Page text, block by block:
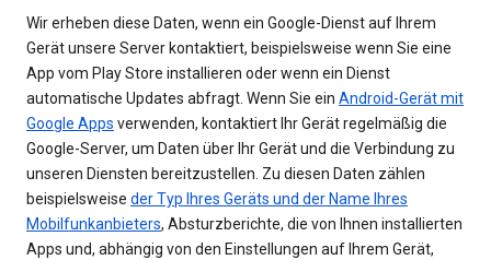
Wir erheben diese Daten, wenn ein Google-Dienst auf Ihrem
Gerät unsere Server kontaktiert, beispielsweise wenn Sie eine
App vom Play Store installieren oder wenn ein Dienst
automatische Updates abfragt. Wenn Sie ein Android-Gerät mit
Google Apps verwenden, kontaktiert Ihr Gerät regelmäßig die
Google-Server, um Daten über Ihr Gerät und die Verbindung zu
unseren Diensten bereitzustellen. Zu diesen Daten zählen
beispielsweise der Typ Ihres Geräts und der Name Ihres
Mobilfunkanbieters, Absturzberichte, die von Ihnen installierten
Apps und, abhängig von den Einstellungen auf Ihrem Gerät,